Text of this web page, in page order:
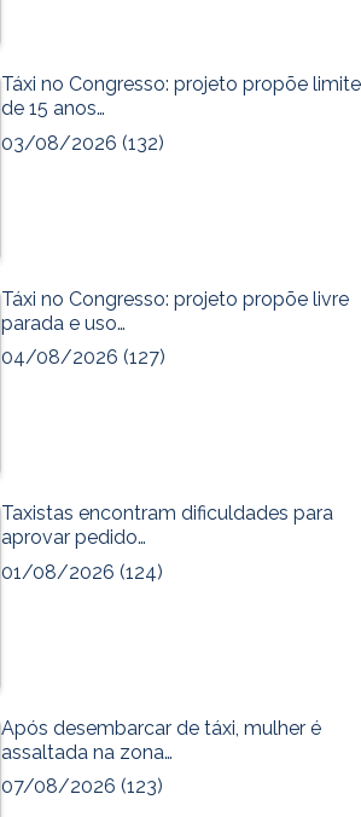
Táxi no Congresso: projeto propõe limite
de 15 anos…
03/08/2026 (132)
Táxi no Congresso: projeto propõe livre
parada e uso…
04/08/2026 (127)
Taxistas encontram dificuldades para
aprovar pedido…
01/08/2026 (124)
Após desembarcar de táxi, mulher é
assaltada na zona…
07/08/2026 (123)